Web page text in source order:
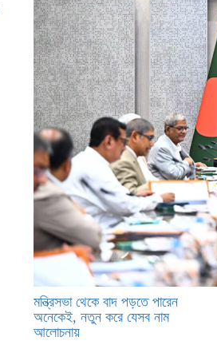
মন্ত্রিসভা থেকে বাদ পড়তে পারেন
অনেকেই, নতুন করে যেসব নাম
আলোচনায়